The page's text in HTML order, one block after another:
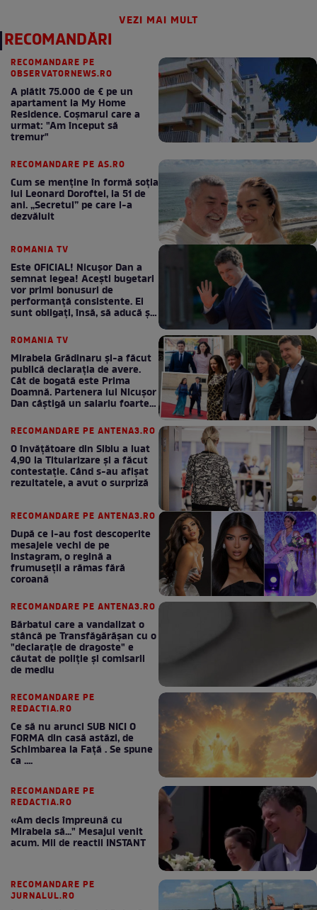
VEZI MAI MULT
RECOMANDĂRI
RECOMANDARE PE
OBSERVATORNEWS.RO
A plătit 75.000 de € pe un
apartament la My Home
Residence. Coşmarul care a
urmat: "Am început să
tremur"
RECOMANDARE PE AS.RO
Cum se menţine în formă soţia
lui Leonard Doroftei, la 51 de
ani. „Secretul” pe care l-a
dezvăluit
ROMANIA TV
Este OFICIAL! Nicușor Dan a
semnat legea! Acești bugetari
vor primi bonusuri de
performanță consistente. Ei
sunt obligați, însă, să aducă și
ROMANIA TV
Mirabela Grădinaru și-a făcut
publică declarația de avere.
Cât de bogată este Prima
Doamnă. Partenera lui Nicușor
Dan câștigă un salariu foarte
RECOMANDARE PE ANTENA3.RO
O învățătoare din Sibiu a luat
4,90 la Titularizare și a făcut
contestație. Când s-au afișat
rezultatele, a avut o surpriză
RECOMANDARE PE ANTENA3.RO
După ce i-au fost descoperite
mesajele vechi de pe
Instagram, o regină a
frumuseții a rămas fără
coroană
RECOMANDARE PE ANTENA3.RO
Bărbatul care a vandalizat o
stâncă pe Transfăgărășan cu o
"declaraţie de dragoste" e
căutat de poliție și comisarii
de mediu
RECOMANDARE PE
REDACTIA.RO
Ce să nu arunci SUB NICI O
FORMA din casă astăzi, de
Schimbarea la Față . Se spune
ca ....
RECOMANDARE PE
REDACTIA.RO
«Am decis împreună cu
Mirabela să..." Mesajul venit
acum. Mii de reactii INSTANT
RECOMANDARE PE
JURNALUL.RO